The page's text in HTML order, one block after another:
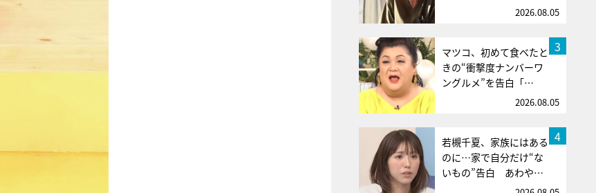
2026.08.05
3
マツコ、初めて食べたと
きの“衝撃度ナンバーワ
ングルメ”を告白「…
2026.08.05
4
若槻千夏、家族にはある
のに…家で自分だけ“な
いもの”告白 あわや…